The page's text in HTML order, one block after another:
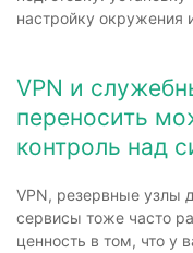
настройку окружения
VPN и
переносить
контроль над
VPN, резервные узлы
сервисы тоже часто
ценность в том, что у